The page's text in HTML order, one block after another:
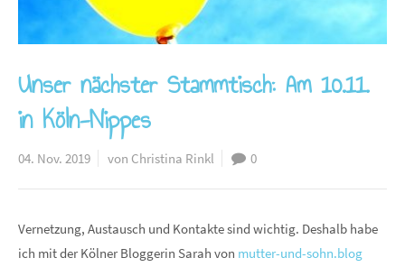
Unser nächster Stammtisch: Am 10.11.
in Köln-Nippes
04. Nov. 2019 von Christina Rinkl 0
Vernetzung, Austausch und Kontakte sind wichtig. Deshalb habe
ich mit der Kölner Bloggerin Sarah von mutter-und-sohn.blog